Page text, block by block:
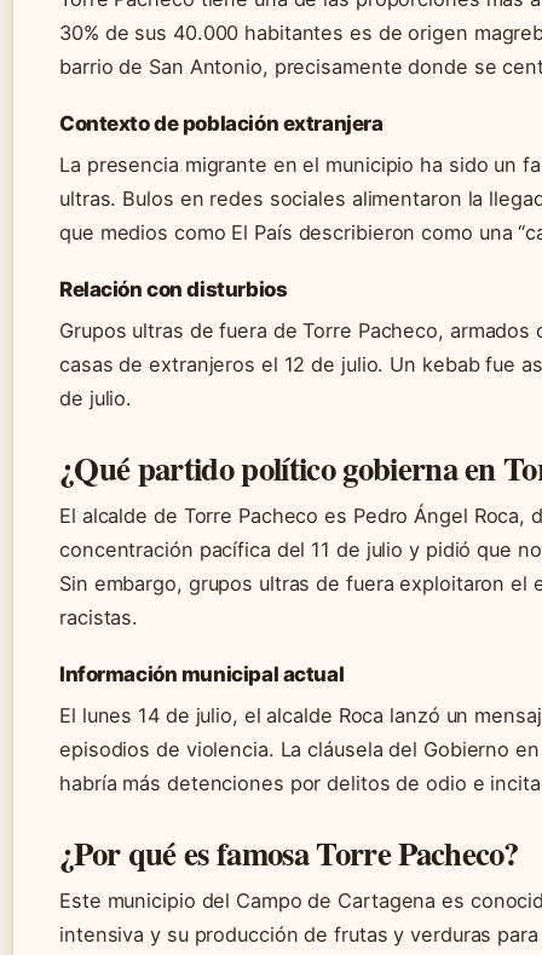
30% de sus 40.000 habitantes es de origen
barrio de San Antonio, precisamente donde se
Contexto de población extranjera
La presencia migrante en el municipio ha sido un
ultras. Bulos en redes sociales alimentaron la
que medios como El País describieron como una
Relación con disturbios
Grupos ultras de fuera de Torre Pacheco,
casas de extranjeros el 12 de julio. Un kebab fue
de julio.
¿Qué partido político gobierna en
El alcalde de Torre Pacheco es Pedro Ángel Roca,
concentración pacífica del 11 de julio y pidió que
Sin embargo, grupos ultras de fuera exploitaron el
racistas.
Información municipal actual
El lunes 14 de julio, el alcalde Roca lanzó un
episodios de violencia. La cláusela del Gobierno
habría más detenciones por delitos de odio e
¿Por qué es famosa Torre Pacheco?
Este municipio del Campo de Cartagena es
intensiva y su producción de frutas y verduras